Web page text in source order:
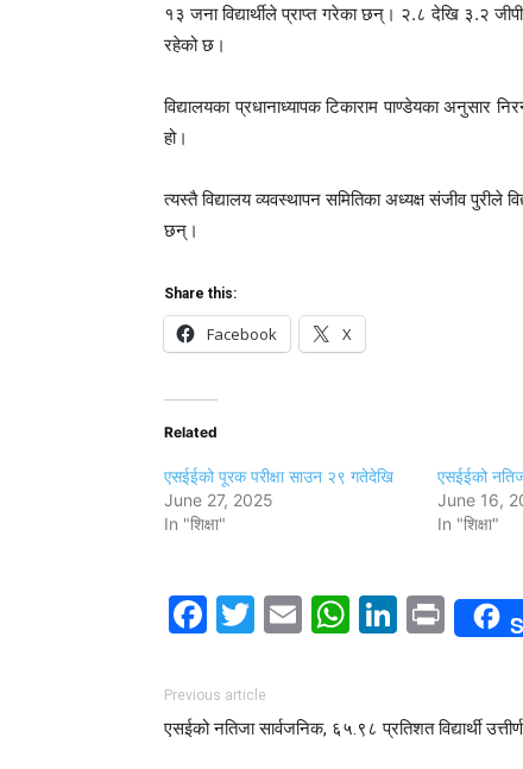
१३ जना विद्यार्थीले प्राप्त गरेका छन्। २.८ देखि ३.२
रहेको छ।
विद्यालयका प्रधानाध्यापक टिकाराम पाण्डेयका अनुसार
हो।
त्यस्तै विद्यालय व्यवस्थापन समितिका अध्यक्ष संजीव
छन्।
Share this:
Facebook X
Related
एसईईको पूरक परीक्षा साउन २९ गतेदेखि
June 27, 2025
In "शिक्षा"
एसईईको
June 16,
In "शिक्षा"
Facebook
Twitter
Email
Previous article
एसईको नतिजा सार्वजनिक, ६५.९८ प्रतिशत विद्यार्थी उत्तीर्ण